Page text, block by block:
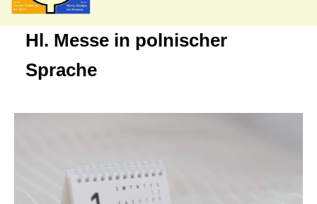
Hl. Messe in polnischer
Sprache